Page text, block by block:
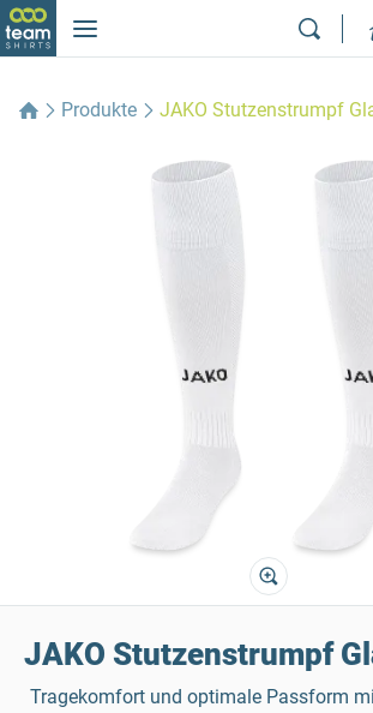
Produkte JAKO Stutzenstrumpf
JAKO Stutzenstrumpf
Tragekomfort und optimale Passform